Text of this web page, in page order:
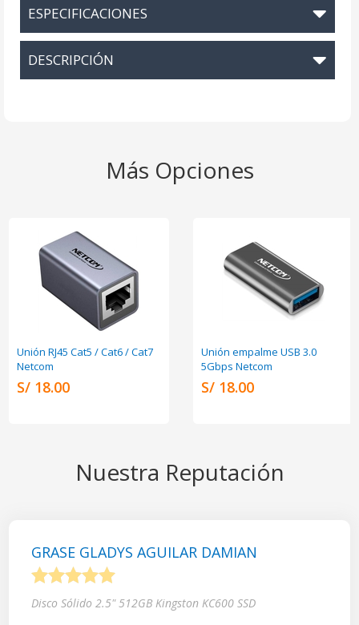
ESPECIFICACIONES
DESCRIPCIÓN
Más Opciones
Unión RJ45 Cat5 / Cat6 / Cat7
Netcom
S/ 18.00
Unión empalme USB 3.0
5Gbps Netcom
S/ 18.00
Nuestra Reputación
GRASE GLADYS AGUILAR DAMIAN
Disco Sólido 2.5" 512GB Kingston KC600 SSD